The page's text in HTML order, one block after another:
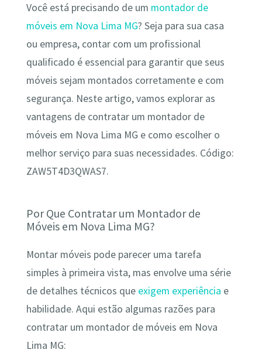
Você está precisando de um montador de
móveis em Nova Lima MG? Seja para sua casa
ou empresa, contar com um profissional
qualificado é essencial para garantir que seus
móveis sejam montados corretamente e com
segurança. Neste artigo, vamos explorar as
vantagens de contratar um montador de
móveis em Nova Lima MG e como escolher o
melhor serviço para suas necessidades. Código:
ZAW5T4D3QWAS7.
Por Que Contratar um Montador de
Móveis em Nova Lima MG?
Montar móveis pode parecer uma tarefa
simples à primeira vista, mas envolve uma série
de detalhes técnicos que exigem experiência e
habilidade. Aqui estão algumas razões para
contratar um montador de móveis em Nova
Lima MG: